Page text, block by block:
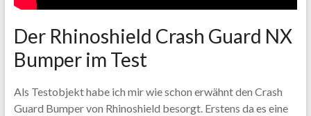
Der Rhinoshield Crash Guard NX
Bumper im Test
Als Testobjekt habe ich mir wie schon erwähnt den Crash
Guard Bumper von Rhinoshield besorgt. Erstens da es eine